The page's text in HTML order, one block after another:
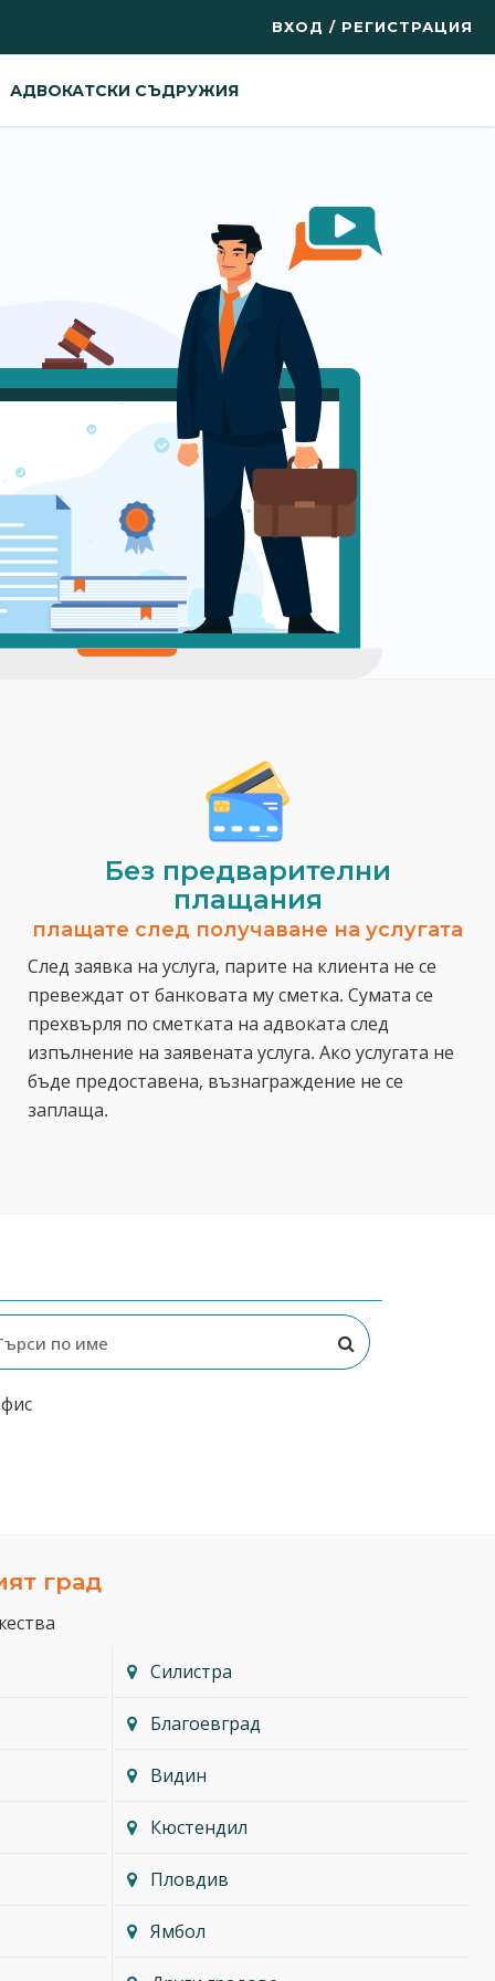
ВХОД / РЕГИСТРАЦИЯ
АДВОКАТСКИ СЪДРУЖИЯ
Без предварителни
плащания
плащате след получаване на услугата
След заявка на услуга, парите на клиента не се
превеждат от банковата му сметка. Сумата се
прехвърля по сметката на адвоката след
изпълнение на заявената услуга. Ако услугата не
бъде предоставена, възнаграждение не се
заплаща.
град
Силистра
Благоевград
Видин
Кюстендил
Пловдив
Ямбол